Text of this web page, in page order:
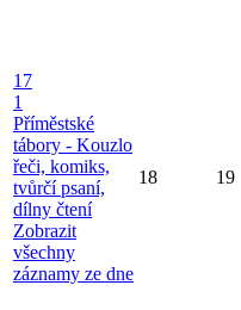
17
1
Příměstské
tábory - Kouzlo
řeči, komiks,
tvůrčí psaní,
dílny čtení
Zobrazit
všechny
záznamy ze dne
18 19